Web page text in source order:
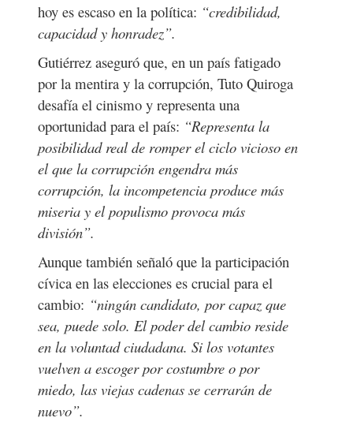
hoy es escaso en la política: “credibilidad,
capacidad y honradez”.
Gutiérrez aseguró que, en un país fatigado
por la mentira y la corrupción, Tuto Quiroga
desafía el cinismo y representa una
oportunidad para el país: “Representa la
posibilidad real de romper el ciclo vicioso en
el que la corrupción engendra más
corrupción, la incompetencia produce más
miseria y el populismo provoca más
división”.
Aunque también señaló que la participación
cívica en las elecciones es crucial para el
cambio: “ningún candidato, por capaz que
sea, puede solo. El poder del cambio reside
en la voluntad ciudadana. Si los votantes
vuelven a escoger por costumbre o por
miedo, las viejas cadenas se cerrarán de
nuevo”.